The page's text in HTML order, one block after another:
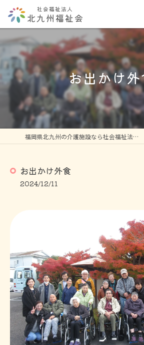
お出かけ
福岡県北九州の介護施設なら社会福祉法人北九州福祉会
お出かけ外食
2024/12/11